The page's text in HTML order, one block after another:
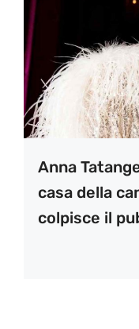
Anna
casa della
colpisce il